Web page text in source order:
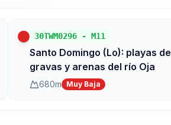
30TWM0296 - M11
Santo Domingo (Lo): playas de
gravas y arenas del río Oja
680m Muy Baja